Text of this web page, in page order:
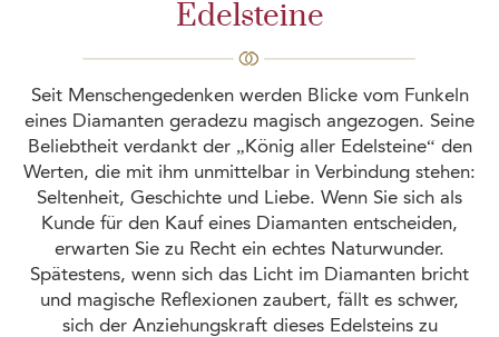
Edelsteine
Seit Menschengedenken werden Blicke vom Funkeln
eines Diamanten geradezu magisch angezogen. Seine
Beliebtheit verdankt der „König aller Edelsteine“ den
Werten, die mit ihm unmittelbar in Verbindung stehen:
Seltenheit, Geschichte und Liebe. Wenn Sie sich als
Kunde für den Kauf eines Diamanten entscheiden,
erwarten Sie zu Recht ein echtes Naturwunder.
Spätestens, wenn sich das Licht im Diamanten bricht
und magische Reflexionen zaubert, fällt es schwer,
sich der Anziehungskraft dieses Edelsteins zu